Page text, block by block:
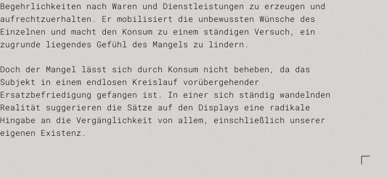
Begehrlichkeiten nach Waren und Dienstleistungen zu erzeugen und
aufrechtzuerhalten. Er mobilisiert die unbewussten Wünsche des
Einzelnen und macht den Konsum zu einem ständigen Versuch, ein
zugrunde liegendes Gefühl des Mangels zu lindern.
Doch der Mangel lässt sich durch Konsum nicht beheben, da das
Subjekt in einem endlosen Kreislauf vorübergehender
Ersatzbefriedigung gefangen ist. In einer sich ständig wandelnden
Realität suggerieren die Sätze auf den Displays eine radikale
Hingabe an die Vergänglichkeit von allem, einschließlich unserer
eigenen Existenz.